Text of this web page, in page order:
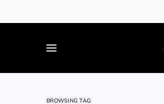
BROWSING TAG